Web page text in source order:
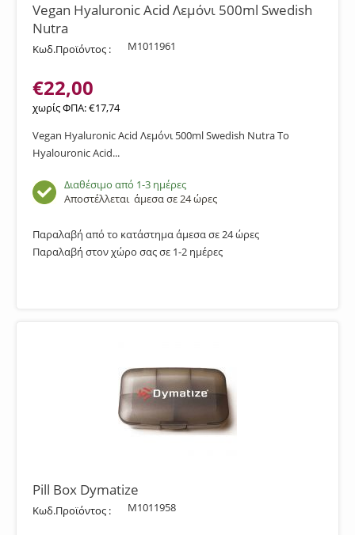
Vegan Hyaluronic Acid Λεμόνι 500ml Swedish
Nutra
Κωδ.Προϊόντος : M1011961
€22,00
χωρίς ΦΠΑ:€17,74
Vegan Hyaluronic Acid Λεμόνι 500ml Swedish Nutra To
Hyalouronic Acid...
Διαθέσιμο από 1-3 ημέρες
Αποστέλλεται άμεσα σε 24 ώρες
Παραλαβή από το κατάστημα άμεσα σε 24 ώρες
Παραλαβή στον χώρο σας σε 1-2 ημέρες
Pill Box Dymatize
Κωδ.Προϊόντος : M1011958